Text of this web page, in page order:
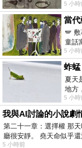
粒感
5 小時
🪽 敷
童話
翼的
5 小時
蚱蜢
夏天
地方
在車
5 小時
我與AI討論的小說劇
第二十一章：選擇權 那
廳很安靜。 堯天命似乎
5 小時前